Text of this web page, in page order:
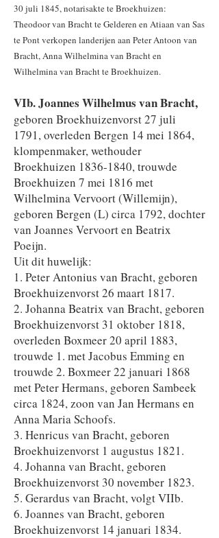
30 juli 1845, notarisakte te Broekhuizen:
Theodoor van Bracht te Gelderen en Atiaan van Sas
te Pont verkopen landerijen aan Peter Antoon van
Bracht, Anna Wilhelmina van Bracht en
Wilhelmina van Bracht te Broekhuizen.
VIb. Joannes Wilhelmus van Bracht,
geboren Broekhuizenvorst 27 juli
1791, overleden Bergen 14 mei 1864,
klompenmaker, wethouder
Broekhuizen 1836-1840, trouwde
Broekhuizen 7 mei 1816 met
Wilhelmina Vervoort (Willemijn),
geboren Bergen (L) circa 1792, dochter
van Joannes Vervoort en Beatrix
Poeijn.
Uit dit huwelijk:
1. Peter Antonius van Bracht, geboren
Broekhuizenvorst 26 maart 1817.
2. Johanna Beatrix van Bracht, geboren
Broekhuizenvorst 31 oktober 1818,
overleden Boxmeer 20 april 1883,
trouwde 1. met Jacobus Emming en
trouwde 2. Boxmeer 22 januari 1868
met Peter Hermans, geboren Sambeek
circa 1824, zoon van Jan Hermans en
Anna Maria Schoofs.
3. Henricus van Bracht, geboren
Broekhuizenvorst 1 augustus 1821.
4. Johanna van Bracht, geboren
Broekhuizenvorst 30 november 1823.
5. Gerardus van Bracht, volgt VIIb.
6. Joannes van Bracht, geboren
Broekhuizenvorst 14 januari 1834.